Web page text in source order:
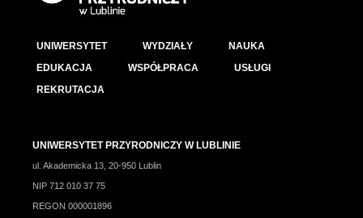
UNIWERSYTET WYDZIAŁY
NAUKA
EDUKACJA
WSPÓŁPRACA
USŁUGI
REKRUTACJA
UNIWERSYTET PRZYRODNICZY W LUBLINIE
ul. Akademicka 13, 20-950 Lublin
NIP 712 010 37 75
REGON 000001896